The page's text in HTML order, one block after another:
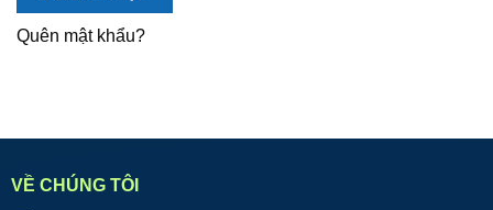
Quên mật khẩu?
VỀ CHÚNG TÔI